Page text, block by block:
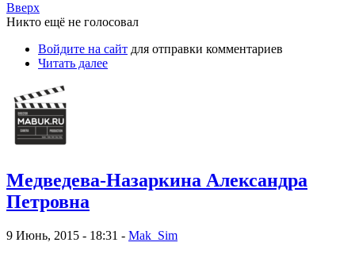
Вверх
Никто ещё не голосовал
Войдите на сайт для отправки комментариев
Читать далее
Медведева-Назаркина Александра
Петровна
9 Июнь, 2015 - 18:31 - Mak_Sim